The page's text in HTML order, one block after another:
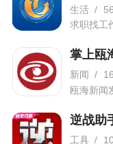
1.搜索返利功
2.其它部分功
1.订单跟踪
详情页, 也可以找
看订单跟踪状态.
生活 /
求职找工
掌上瓯
新闻 /
瓯海新闻
逆战助
工具 /